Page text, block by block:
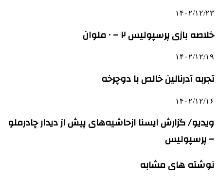
۱۴۰۲/۱۲/۲۳
خلاصه بازی پرسپولیس ۲ – ۰ ملوان
۱۴۰۲/۱۲/۱۹
تجربه آدرنالین خالص با دوچرخه
۱۴۰۲/۱۲/۱۶
ویدیو/ گزارش ایسنا ازحاشیه‌های پیش از دیدار چادرملو
– پرسپولیس
نوشته های مشابه